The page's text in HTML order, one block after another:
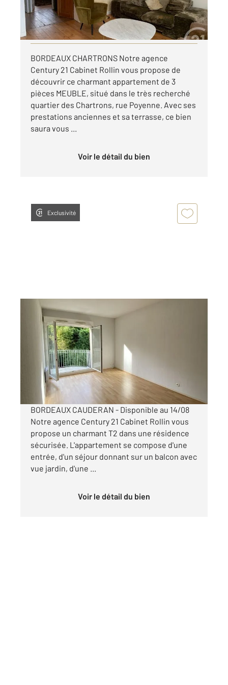
par mois charges comprises
Visiter le site dédié
BORDEAUX CHARTRONS Notre agence
Century 21 Cabinet Rollin vous propose de
découvrir ce charmant appartement de 3
pièces MEUBLE, situé dans le très recherché
quartier des Chartrons, rue Poyenne. Avec ses
prestations anciennes et sa terrasse, ce bien
saura vous ...
Voir le détail du bien
Exclusivité
BORDEAUX 33
47,15 m2, 2 pièces
Ref : 26860
Appartement T2 à louer
815 €
par mois charges comprises
BORDEAUX CAUDERAN - Disponible au 14/08
Notre agence Century 21 Cabinet Rollin vous
propose un charmant T2 dans une résidence
sécurisée. L'appartement se compose d'une
entrée, d'un séjour donnant sur un balcon avec
vue jardin, d'une ...
Voir le détail du bien